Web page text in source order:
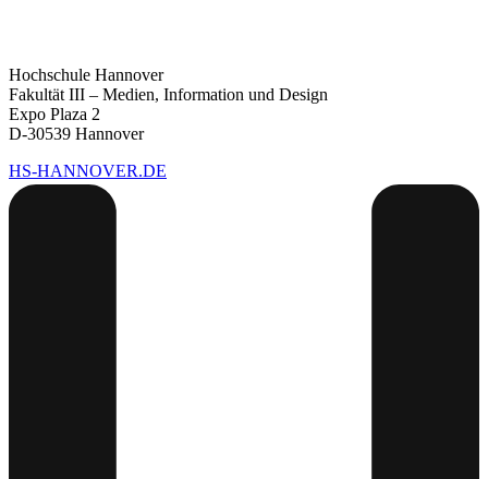
Hochschule Hannover
Fakultät III – Medien, Information und Design
Expo Plaza 2
D-30539 Hannover
HS-HANNOVER.DE